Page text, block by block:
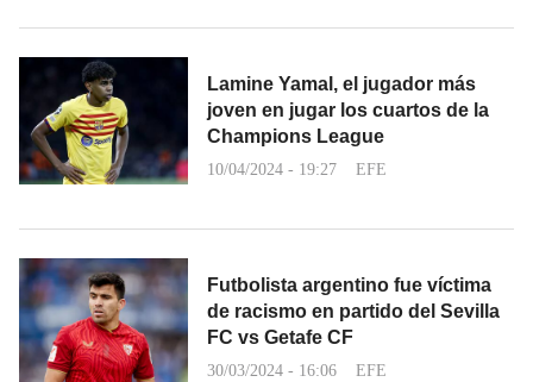
Lamine Yamal, el jugador más
joven en jugar los cuartos de la
Champions League
10/04/2024 - 19:27 EFE
Futbolista argentino fue víctima
de racismo en partido del Sevilla
FC vs Getafe CF
30/03/2024 - 16:06 EFE